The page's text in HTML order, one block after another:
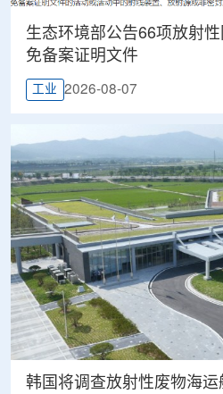
生态环境部公告66项放射
免备案证明文件
工业 2026-08-07
韩国将调查放射性废物海